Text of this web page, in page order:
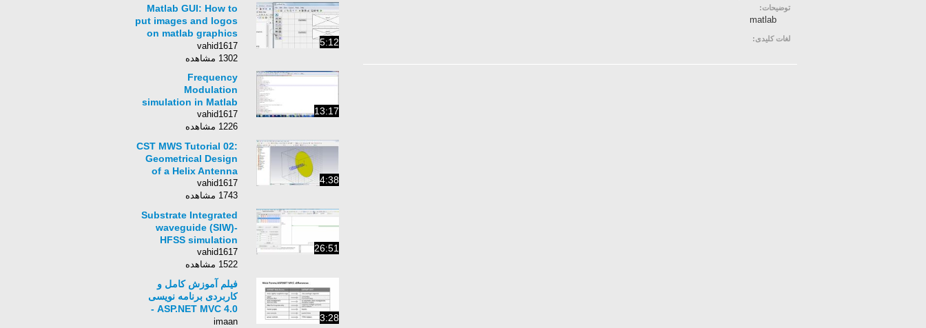
توضیحات:
matlab
لغات کلیدی: 5:12
Matlab GUI: How to
put images and logos
on matlab graphics
user interface
window
vahid1617
1302 مشاهده
13:17
Frequency
Modulation
simulation in Matlab
vahid1617
1226 مشاهده
4:38
CST MWS Tutorial 02:
Geometrical Design
of a Helix Antenna
vahid1617
1743 مشاهده
26:51
Substrate Integrated
waveguide (SIW)-
HFSS simulation
vahid1617
1522 مشاهده
3:28
فیلم آموزش کامل و
کاربردی برنامه نویسی
ASP.NET MVC 4.0 -
زبان انگلیسی - بخش 13
imaan